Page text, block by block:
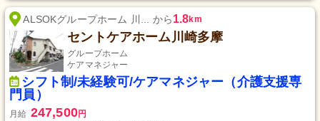
ALSOKグループホーム 川... から1.8km
セントケアホーム川崎多摩
グループホーム
ケアマネジャー
シフト制/未経験可/ケアマネジャー（介護支援専
門員）
月給 247,500円